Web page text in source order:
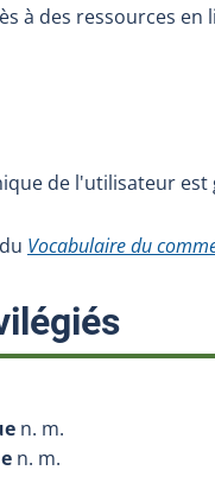
à des ressources
de l'utilisateur
Vocabulaire du
:
n. m.
n. m.